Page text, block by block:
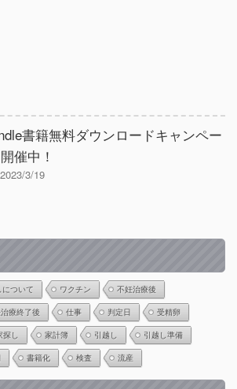
書籍無料ダウンロードキャンペー
催中！
2023/3/19
について ワクチン 不妊治療後
療終了後 仕事 判定日 受精卵
探し 家計簿 引越し 引越し準備
書籍化 検査 流産